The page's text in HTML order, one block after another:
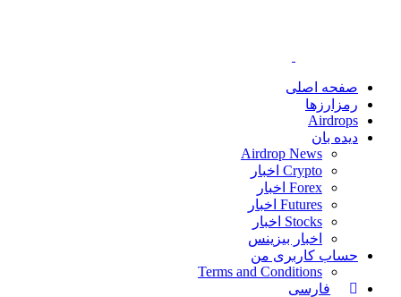
صفحه اصلی
رمزارزها
Airdrops
دیده بان
Airdrop News
Crypto اخبار
Forex اخبار
Futures اخبار
Stocks اخبار
اخبار بیزینس
حساب کاربری من
Terms and Conditions
فارسی